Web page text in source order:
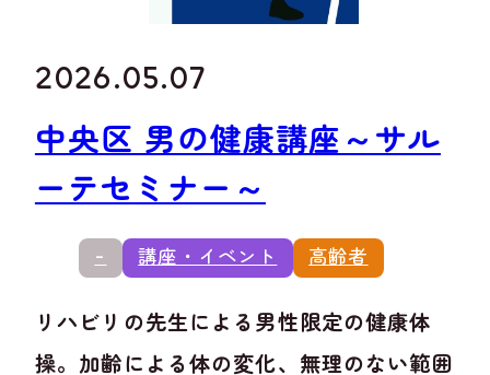
2026.05.07
中央区 男の健康講座～サル
ーテセミナー～
- 講座・イベント 高齢者
リハビリの先生による男性限定の健康体
操。加齢による体の変化、無理のない範囲